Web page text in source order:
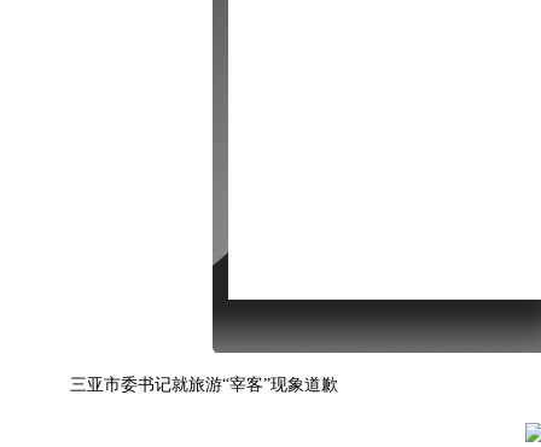
三亚市委书记就旅游“宰客”现象道歉